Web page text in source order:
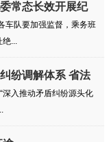
常态长效开展纪
车队要加强监督，乘务班
绝...
纷调解体系 省法
深入推动矛盾纠纷源头化